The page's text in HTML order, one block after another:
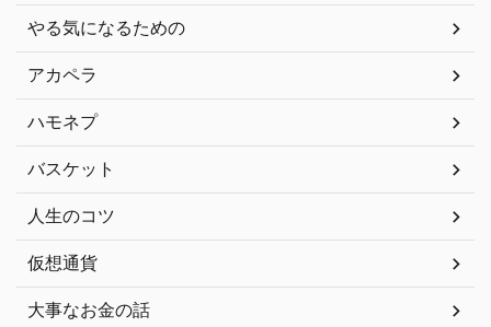
やる気になるための
アカペラ
ハモネプ
バスケット
人生のコツ
仮想通貨
大事なお金の話